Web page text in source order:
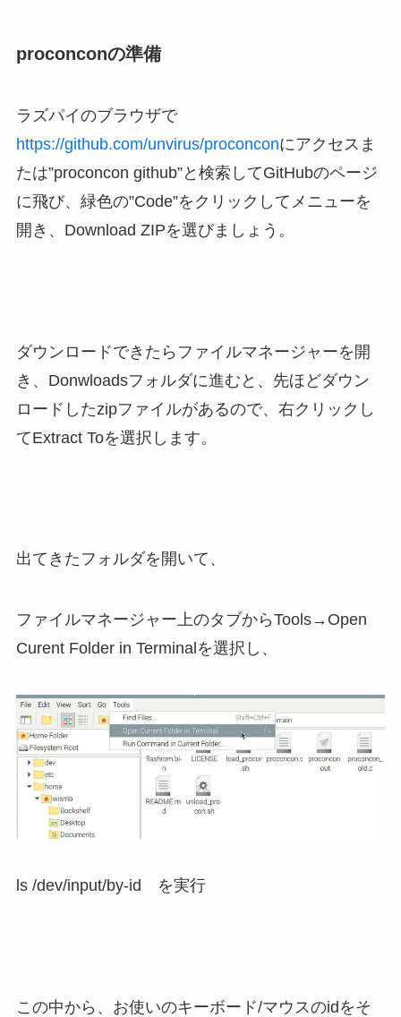
proconconの準備
ラズパイのブラウザで
https://github.com/unvirus/proconconにアクセスま
たは”proconcon github”と検索してGitHubのページ
に飛び、緑色の”Code”をクリックしてメニューを
開き、Download ZIPを選びましょう。
ダウンロードできたらファイルマネージャーを開
き、Donwloadsフォルダに進むと、先ほどダウン
ロードしたzipファイルがあるので、右クリックし
てExtract Toを選択します。
出てきたフォルダを開いて、
ファイルマネージャー上のタブからTools→Open
Curent Folder in Terminalを選択し、
ls /dev/input/by-id を実行
この中から、お使いのキーボード/マウスのidをそ